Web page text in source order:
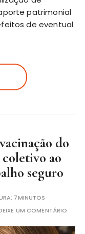
patrimonial
de eventual
do
ao
seguro
7MINUTOS
UM COMENTÁRIO